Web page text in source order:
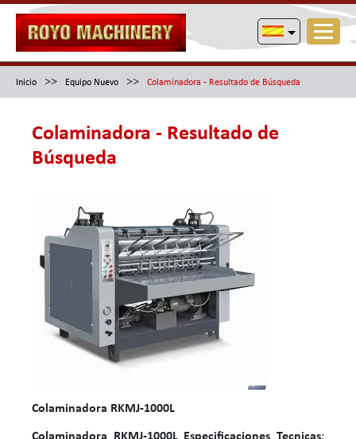
Inicio >> Equipo Nuevo >> Colaminadora - Resultado de Búsqueda
Colaminadora - Resultado de
Búsqueda
Colaminadora RKMJ-1000L